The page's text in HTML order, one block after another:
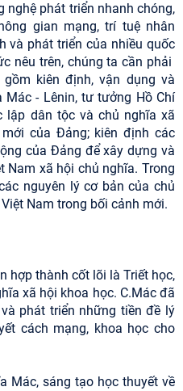
nghệ phát triển nhanh chóng,
gian mạng, trí tuệ nhân
và phát triển của nhiều quốc
nêu trên, chúng ta cần phải
kiên định, vận dụng và
- Lênin, tư tưởng Hồ Chí
lập dân tộc và chủ nghĩa xã
của Đảng; kiên định các
của Đảng để xây dựng và
Nam xã hội chủ nghĩa. Trong
nguyên lý cơ bản của chủ
Nam trong bối cảnh mới.
hợp thành cốt lõi là Triết học,
xã hội khoa học. C.Mác đã
phát triển những tiền đề lý
cách mạng, khoa học cho
Mác, sáng tạo học thuyết về